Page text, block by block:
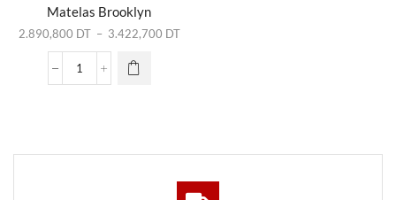
Matelas Brooklyn
2.890,800 DT – 3.422,700 DTPlage
quantité
plusieurs
Les
peuvent
produit